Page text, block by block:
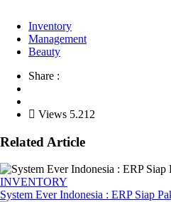
Inventory
Management
Beauty
Share :
Views 5.212
Related Article
INVENTORY
System Ever Indonesia : ERP Siap